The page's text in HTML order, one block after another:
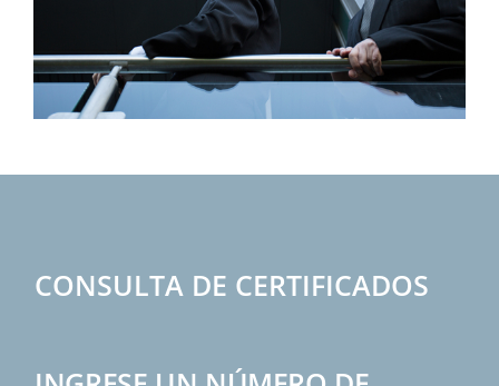
CONSULTA DE CERTIFICADOS